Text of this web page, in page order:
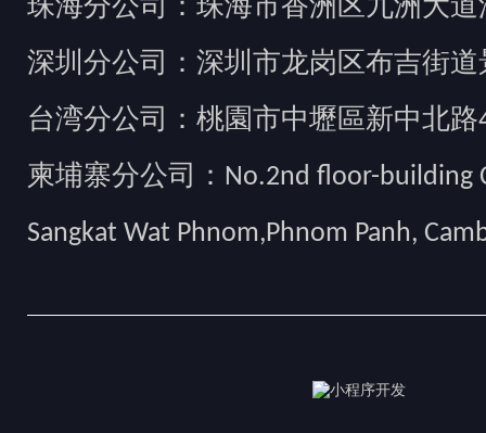
珠海分公司：珠海市香洲区九洲大道
深圳分公司：深圳市龙岗区布吉街
台湾分公司：桃園市中壢區新中北路
柬埔寨分公司：No.2nd floor-building
Sangkat Wat Phnom,Phnom Panh,